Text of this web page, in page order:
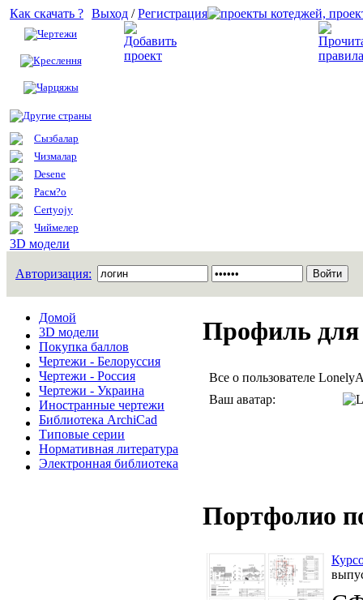
Как скачать ?
Чертежи
Креслення
Чарцяжы
Другие страны
Сызбалар
Чизмалар
Desene
Расм?о
Certyojy
Чиймелер
3D модели
Выход /Регистрация
Авторизация:
Домой
3D модели
Покупка баллов
Чертежи - Белоруссия
Чертежи - Россия
Чертежи - Украина
Иностранные чертежи
Библиотека ArchiCad
Типовые серии
Нормативная литература
Электронная библиотека
Профиль
Все о пользователе
Ваш аватар:
Портфолио